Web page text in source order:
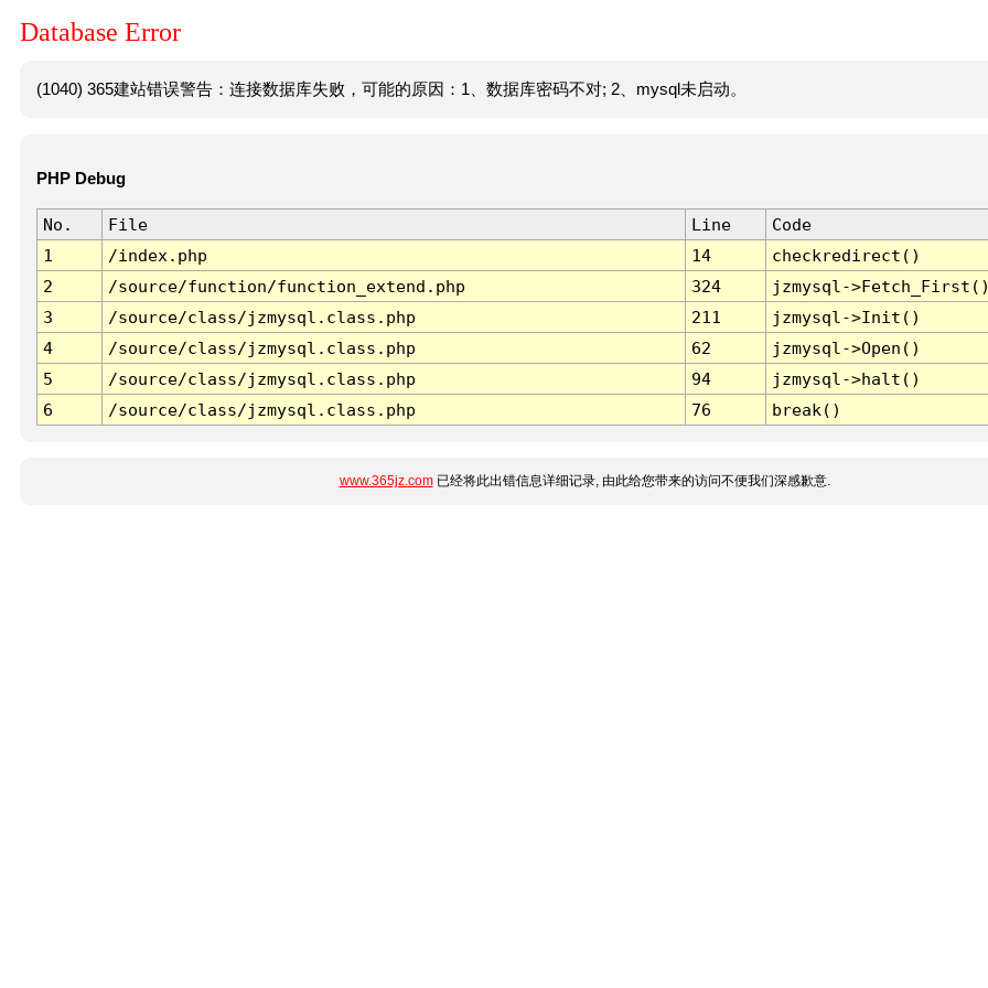
Database Error
(1040) 365建站错误警告：连接数据库失败，可能的原因：1、数据库密码不对; 2、mysql未启动。
PHP Debug
No. File Line
Code
1
/index.php 14
checkredirect()
2
/source/function/function_extend.php 324
jzmysql-
3
/source/class/jzmysql.class.php 211
jzmysql->Init()
4
/source/class/jzmysql.class.php 62
jzmysql->Open()
5
/source/class/jzmysql.class.php 94
jzmysql->halt()
6
/source/class/jzmysql.class.php 76 break()
www.365jz.com已经将此出错信息详细记录, 由此给您带来的访问不便我们深感歉意.